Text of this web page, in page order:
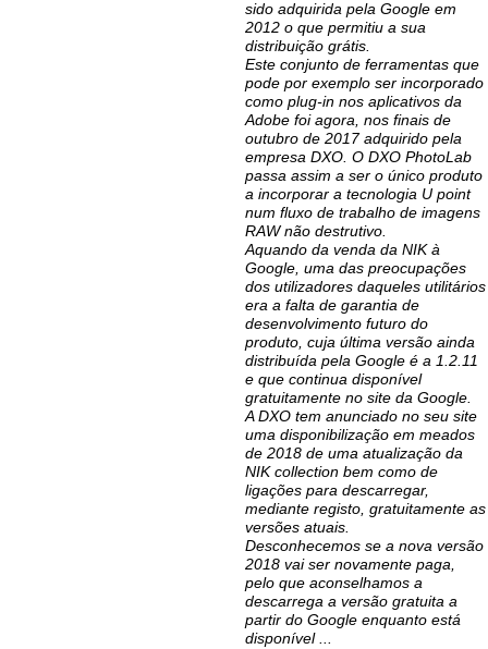
sido adquirida pela Google em
2012 o que permitiu a sua
distribuição grátis.
Este conjunto de ferramentas que
pode por exemplo ser incorporado
como plug-in nos aplicativos da
Adobe foi agora, nos finais de
outubro de 2017 adquirido pela
empresa DXO. O DXO PhotoLab
passa assim a ser o único produto
a incorporar a tecnologia U point
num fluxo de trabalho de imagens
RAW não destrutivo.
Aquando da venda da NIK à
Google, uma das preocupações
dos utilizadores daqueles utilitários
era a falta de garantia de
desenvolvimento futuro do
produto, cuja última versão ainda
distribuída pela Google é a 1.2.11
e que continua disponível
gratuitamente no site da Google.
A DXO tem anunciado no seu site
uma disponibilização em meados
de 2018 de uma atualização da
NIK collection bem como de
ligações para descarregar,
mediante registo, gratuitamente as
versões atuais.
Desconhecemos se a nova versão
2018 vai ser novamente paga,
pelo que aconselhamos a
descarrega a versão gratuita a
partir do Google enquanto está
disponível ...